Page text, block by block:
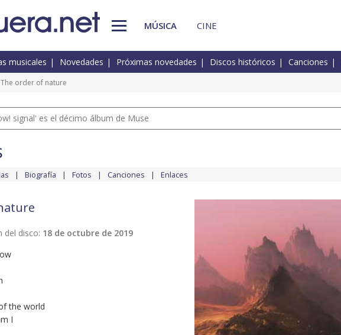
MÚSICA CINE
musicales Novedades Próximas novedades Discos históricos Canciones
The order of nature
signal' es el décimo álbum de Muse
Biografía Fotos Canciones Enlaces
del disco: 18 de octubre de 2019
the world
I